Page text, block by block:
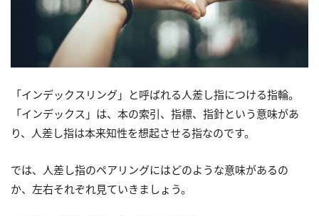
「インデックスリング」と呼ばれる人差し指につける指輪。
「インデックス」は、本の索引、指標、指針という意味があ
り、人差し指は本来知性を想起させる指なのです。
では、人差し指のペアリングにはどのような意味があるの
か、左右それぞれ見ていきましょう。